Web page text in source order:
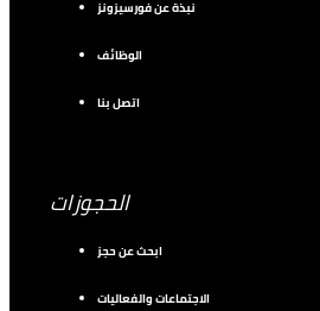
نبذة عن فورسيزونز
الوظائف
اتصل بنا
الحجوزات
ابحث عن حجز
الاجتماعات والفعاليات